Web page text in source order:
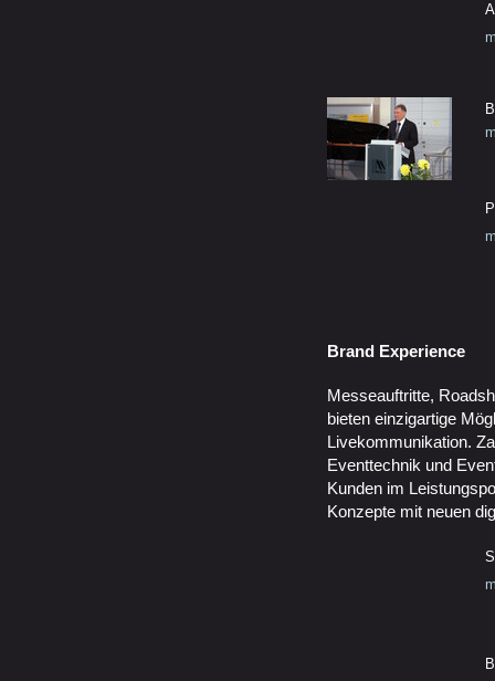
Brand Experience
Messeauftritte,
bieten einzigartige
Livekommunikation.
Eventtechnik und
Kunden im
Konzepte mit neuen